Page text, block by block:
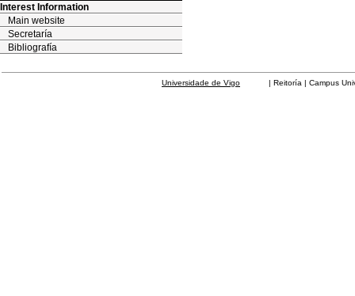
Interest Information
Main website
Secretaría
Bibliografía
Universidade de Vigo | Reitoría | Campus